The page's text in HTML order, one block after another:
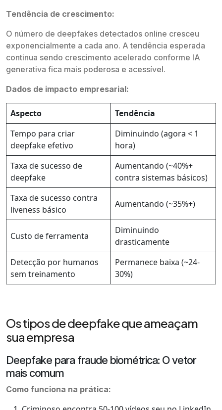
Tendência de crescimento:
O número de deepfakes detectados online cresceu
exponencialmente a cada ano. A tendência esperada
continua sendo crescimento acelerado conforme IA
generativa fica mais poderosa e acessível.
Dados de impacto empresarial:
Aspecto
Tendência
Tempo para criar
deepfake efetivo
Diminuindo (agora < 1
hora)
Taxa de sucesso de
deepfake
Aumentando (~40%+
contra sistemas básicos)
Taxa de sucesso contra
liveness básico
Aumentando (~35%+)
Custo de ferramenta
Diminuindo
drasticamente
Detecção por humanos
sem treinamento
Permanece baixa (~24-
30%)
Os tipos de deepfake que ameaçam
sua empresa
Deepfake para fraude biométrica: O vetor
mais comum
Como funciona na prática: